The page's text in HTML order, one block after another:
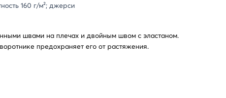
160 г/м²; джерси
швами на плечах и двойным швом с эластаном.
предохраняет его от растяжения.